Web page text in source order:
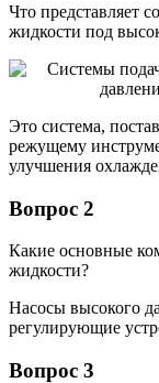
Что представляет
жидкости под
Это система,
режущему
улучшения
Вопрос 2
Какие основные
жидкости?
Насосы высокого
регулирующие
Вопрос 3